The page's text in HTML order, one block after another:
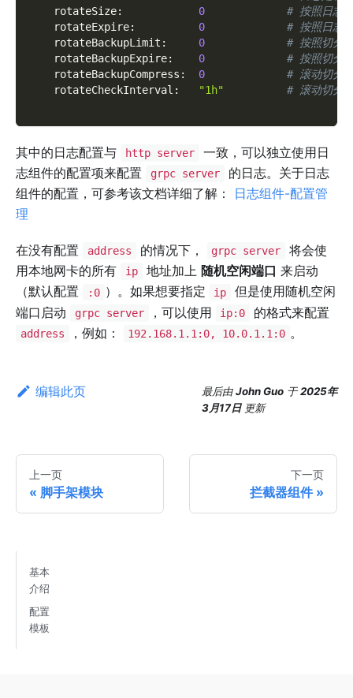
rotateSize: 0
# 按照日志
rotateExpire: 0
# 按照日志
rotateBackupLimit : 0
# 按照切分
rotateBackupExpire: 0
# 按照切分
rotateBackupCompress : 0
# 滚动切分
rotateCheckInterval : "1h" # 滚动切分
其中的日志配置与 http server
一致，可以独立使用日
志组件的配置项来配置
grpc server
的日志。关于日志
组件的配置，可参考该文档详细了解： 日志组件-配置管
理
在没有配置 address 的情况下， grpc server
将会使
用本地网卡的所有
ip 地址加上 随机空闲端口 来启动
（默认配置
:0 ）。如果想要指定 ip
但是使用随机空闲
端口启动
grpc server ，可以使用 ip:0 的格式来配置
address ，例如： 192.168.1.1:0, 10.0.1.1:0 。
编辑此页 最后由John Guo 于2025年
3月17日 更新
上一页
脚手架模块
下一页
拦截器组件
基本
介绍
配置
模板